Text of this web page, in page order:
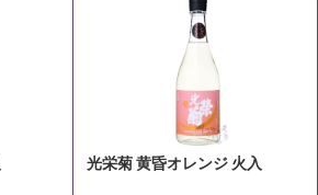
光栄菊 黄昏オレンジ 火入